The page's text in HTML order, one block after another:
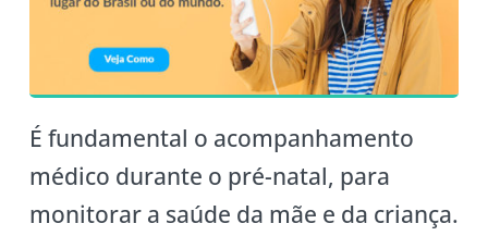
É fundamental o acompanhamento
médico durante o pré-natal, para
monitorar a saúde da mãe e da criança.